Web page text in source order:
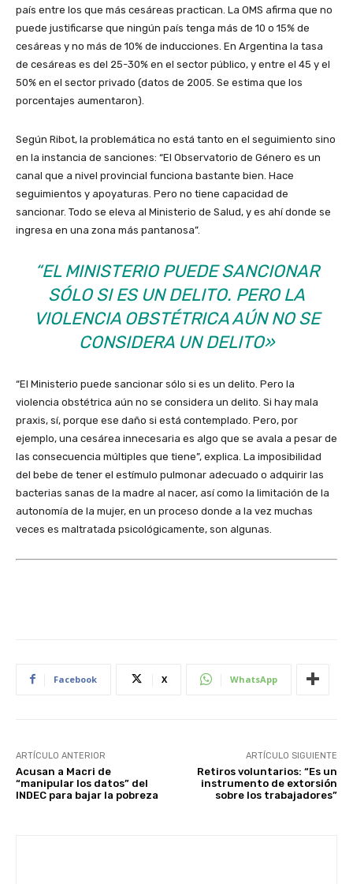
país entre los que más cesáreas practican. La OMS afirma que no
puede justificarse que ningún país tenga más de 10 o 15% de
cesáreas y no más de 10% de inducciones. En Argentina la tasa
de cesáreas es del 25-30% en el sector público, y entre el 45 y el
50% en el sector privado (datos de 2005. Se estima que los
porcentajes aumentaron).
Según Ribot, la problemática no está tanto en el seguimiento sino
en la instancia de sanciones: “El Observatorio de Género es un
canal que a nivel provincial funciona bastante bien. Hace
seguimientos y apoyaturas. Pero no tiene capacidad de
sancionar. Todo se eleva al Ministerio de Salud, y es ahí donde se
ingresa en una zona más pantanosa”.
“EL MINISTERIO PUEDE SANCIONAR
SÓLO SI ES UN DELITO. PERO LA
VIOLENCIA OBSTÉTRICA AÚN NO SE
CONSIDERA UN DELITO»
“El Ministerio puede sancionar sólo si es un delito. Pero la
violencia obstétrica aún no se considera un delito. Si hay mala
praxis, sí, porque ese daño si está contemplado. Pero, por
ejemplo, una cesárea innecesaria es algo que se avala a pesar de
las consecuencia múltiples que tiene”, explica. La imposibilidad
del bebe de tener el estímulo pulmonar adecuado o adquirir las
bacterias sanas de la madre al nacer, así como la limitación de la
autonomía de la mujer, en un proceso donde a la vez muchas
veces es maltratada psicológicamente, son algunas.
Facebook X WhatsApp
ARTÍCULO ANTERIOR
Acusan a Macri de
“manipular los datos” del
INDEC para bajar la pobreza
ARTÍCULO SIGUIENTE
Retiros voluntarios: “Es un
instrumento de extorsión
sobre los trabajadores”